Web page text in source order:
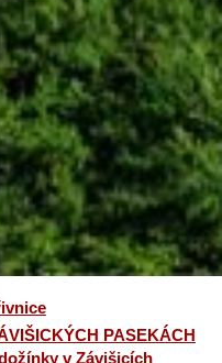
PASEKÁCH
v Závišicích